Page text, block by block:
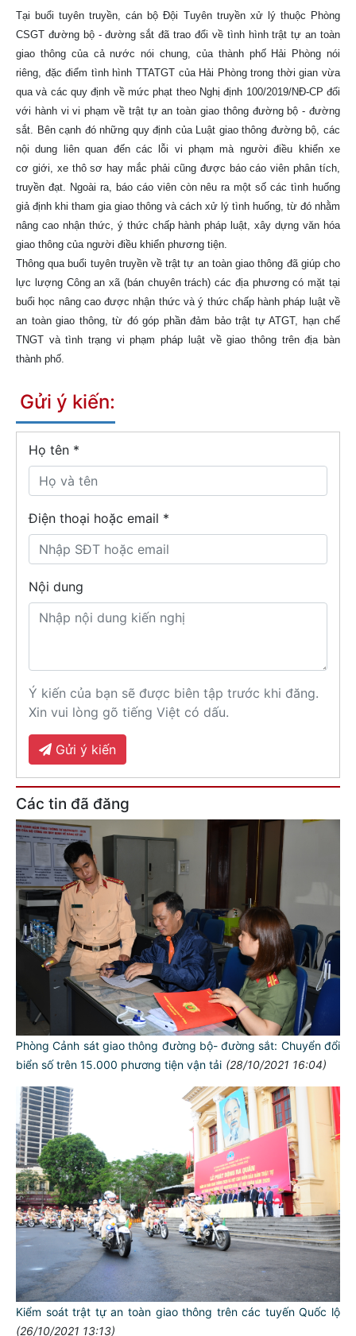
Tại buổi tuyên truyền, cán bộ Đội Tuyên truyền xử lý thuộc Phòng
CSGT đường bộ - đường sắt đã trao đổi về tình hình trật tự an toàn
giao thông của cả nước nói chung, của thành phố Hải Phòng nói
riêng, đặc điểm tình hình TTATGT của Hải Phòng trong thời gian vừa
qua và các quy định về mức phạt theo Nghị định 100/2019/NĐ-CP đối
với hành vi vi phạm về trật tự an toàn giao thông đường bộ - đường
sắt. Bên cạnh đó những quy định của Luật giao thông đường bộ, các
nội dung liên quan đến các lỗi vi phạm mà người điều khiển xe
cơ giới, xe thô sơ hay mắc phải cũng được báo cáo viên phân tích,
truyền đạt. Ngoài ra, báo cáo viên còn nêu ra một số các tình huống
giả định khi tham gia giao thông và cách xử lý tình huống, từ đó nhằm
nâng cao nhận thức, ý thức chấp hành pháp luật, xây dựng văn hóa
giao thông của người điều khiển phương tiện.
Thông qua buổi tuyên truyền về trật tự an toàn giao thông đã giúp cho
lực lượng Công an xã (bán chuyên trách) các địa phương có mặt tại
buổi học nâng cao được nhận thức và ý thức chấp hành pháp luật về
an toàn giao thông, từ đó góp phần đảm bảo trật tự ATGT, hạn chế
TNGT và tình trạng vi phạm pháp luật về giao thông trên địa bàn
thành phố.
Gửi ý kiến:
Họ tên *
Điện thoại hoặc email *
Nội dung
Ý kiến của bạn sẽ được biên tập trước khi đăng.
Xin vui lòng gõ tiếng Việt có dấu.
Gửi ý kiến
Các tin đã đăng
Phòng Cảnh sát giao thông đường bộ- đường sắt: Chuyển đổi
biển số trên 15.000 phương tiện vận tải (28/10/2021 16:04)
Kiểm soát trật tự an toàn giao thông trên các tuyến Quốc lộ
(26/10/2021 13:13)